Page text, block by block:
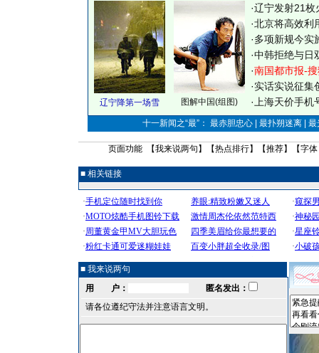
辽宁降第一场雪 图解中国(组图)
·辽宁发射21枚
·北京将高效利
·多项新规今实
·中韩拒绝与日
·南国都市报-
·实话实说征集
· 上海天价手
十一新闻之“最”： 最赤胆忠心 | 最扑朔迷离 |
页面功能 【我来说两句 】【热点排行】【推荐】【字体
■ 相关链接
■ 我来说两句
用 户：
匿名发出：
请各位遵纪守法并注意语言文明。